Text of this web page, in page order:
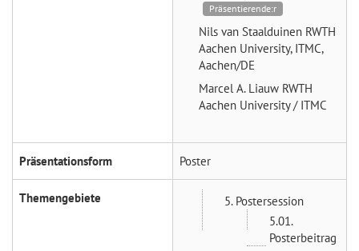
Präsentierende:r
Nils van Staalduinen RWTH
Aachen University, ITMC,
Aachen/DE
Marcel A. Liauw RWTH
Aachen University / ITMC
Präsentationsform Poster
Themengebiete
5. Postersession
5.01.
Posterbeitrag